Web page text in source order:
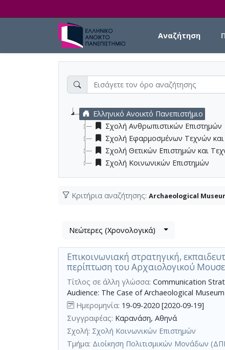
Αναζήτηση
Ελληνικό Ανοικτό Πανεπιστήμιο
Σχολή Ανθρωπιστικών Επιστημών
Σχολή Εφαρμοσμένων Τεχνών
Σχολή Θετικών Επιστημών και
Σχολή Κοινωνικών Επιστημών
Κριτήρια αναζήτησης: Archaeological
Βρέθηκαν
αποτελέσματα
,
σύνολο
σελίδων
1.
Εφαρμοζόμενα
κριτήρια
αναζήτησης:
Archaeological
Museum
Λίστα
τα
αποτελέσματα
αναζήτησης:
Νεώτερες (Χρονολογικά)
Επικοινωνιακή στρατηγική,
περίπτωση του Αρχαιολογικού
Τίτλος σε άλλη γλώσσα: Communication
Audience: The Case of Archaeological
Ημερομηνία: 19-09-2020 [2020-09-19]
Συγγραφέας: Καρανάση, Αθηνά
Σχολή: Σχολή Κοινωνικών Επιστημών
Τμήμα: Διοίκηση Πολιτισμικών Μονάδων